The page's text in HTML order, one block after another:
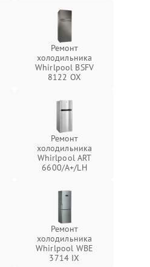
Ремонт
холодильника
Whirlpool BSFV
8122 OX
Ремонт
холодильника
Whirlpool ART
6600/A+/LH
Ремонт
холодильника
Whirlpool WBE
3714 IX